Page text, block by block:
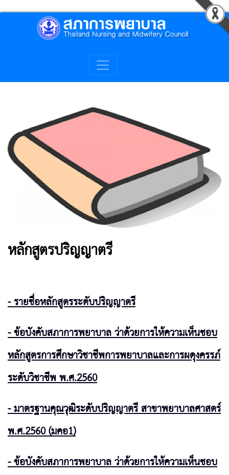
หลักสูตรปริญญาตรี
- รายชื่อหลักสูตรระดับปริญญาตรี
- ข้อบังคับสภาการพยาบาล ว่าด้วยการให้ความเห็นชอบ
หลักสูตรการศึกษาวิชาชีพการพยาบาลและการผดุงครรภ์
ระดับวิชาชีพ พ.ศ.2560
- มาตรฐานคุณวุฒิระดับปริญญาตรี สาขาพยาบาลศาสตร์
พ.ศ.2560 (มคอ1)
- ข้อบังคับสภาการพยาบาล ว่าด้วยการให้ความเห็นชอบ